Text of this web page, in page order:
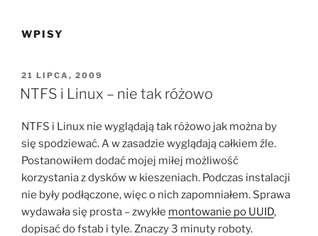
WPISY
OPUBLIKOWANE
W
21 LIPCA, 2009
NTFS i Linux – nie tak różowo
NTFS i Linux nie wyglądają tak różowo jak można by
się spodziewać. A w zasadzie wyglądają całkiem źle.
Postanowiłem dodać mojej miłej możliwość
korzystania z dysków w kieszeniach. Podczas instalacji
nie były podłączone, więc o nich zapomniałem. Sprawa
wydawała się prosta – zwykłe montowanie po UUID,
dopisać do fstab i tyle. Znaczy 3 minuty roboty.